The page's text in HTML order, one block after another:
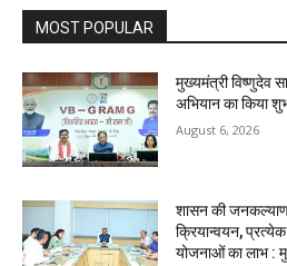
MOST POPULAR
मुख्यमंत्री विष्णुदेव
अभियान का किया
August 6, 2026
शासन की
क्रियान्वयन,
योजनाओं का लाभ :